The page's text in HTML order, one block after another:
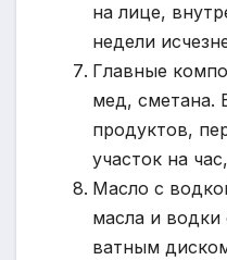
на лице,
недели
Главные
мед, сметана.
продуктов,
участок на
Масло с
масла и
ватным